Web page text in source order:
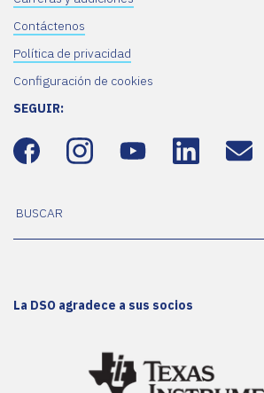
Contáctenos
Política de privacidad
Configuración de cookies
SEGUIR:
La DSO agradece a sus socios